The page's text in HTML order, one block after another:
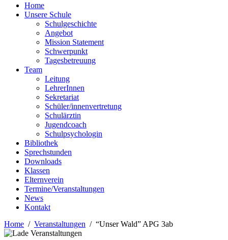
Home
Unsere Schule
Schulgeschichte
Angebot
Mission Statement
Schwerpunkt
Tagesbetreuung
Team
Leitung
LehrerInnen
Sekretariat
Schüler/innenvertretung
Schulärztin
Jugendcoach
Schulpsychologin
Bibliothek
Sprechstunden
Downloads
Klassen
Elternverein
Termine/Veranstaltungen
News
Kontakt
Home
Veranstaltungen “Unser Wald” APG 3ab